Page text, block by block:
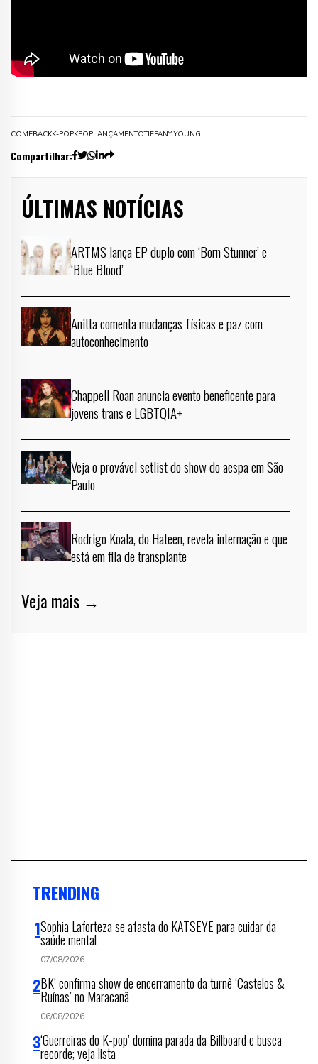
COMEBACKK-POPKPOPLANÇAMENTOTIFFANY YOUNG
Compartilhar:
ÚLTIMAS NOTÍCIAS
ARTMS lança EP duplo com ‘Born Stunner’ e
‘Blue Blood’
Anitta comenta mudanças físicas e paz com
autoconhecimento
Chappell Roan anuncia evento beneficente para
jovens trans e LGBTQIA+
Veja o provável setlist do show do aespa em São
Paulo
Rodrigo Koala, do Hateen, revela internação e que
está em fila de transplante
Veja mais →
TRENDING
Sophia Laforteza se afasta do KATSEYE para cuidar da
saúde mental
07/08/2026
BK’ confirma show de encerramento da turnê ‘Castelos &
Ruínas’ no Maracanã
06/08/2026
‘Guerreiras do K-pop’ domina parada da Billboard e busca
recorde; veja lista